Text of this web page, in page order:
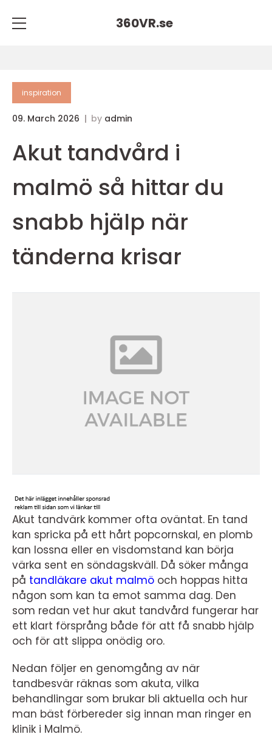
360VR.se
inspiration
09. March 2026 by admin
Akut tandvård i
malmö så hittar du
snabb hjälp när
tänderna krisar
Akut tandvärk kommer ofta oväntat. En tand
kan spricka på ett hårt popcornskal, en plomb
kan lossna eller en visdomstand kan börja
värka sent en söndagskväll. Då söker många
på tandläkare akut malmö och hoppas hitta
någon som kan ta emot samma dag. Den
som redan vet hur akut tandvård fungerar har
ett klart försprång både för att få snabb hjälp
och för att slippa onödig oro.
Nedan följer en genomgång av när
tandbesvär räknas som akuta, vilka
behandlingar som brukar bli aktuella och hur
man bäst förbereder sig innan man ringer en
klinik i Malmö.